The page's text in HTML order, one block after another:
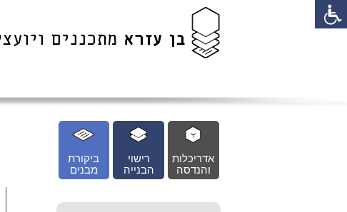
ביקורת
מבנים
רישוי
הבנייה
אדריכלות
והנדסה